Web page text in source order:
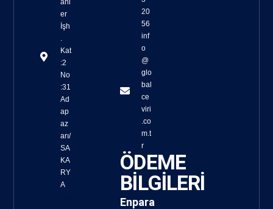
ahi
er
İşh
.
Kat
:2
No
:31
Ad
ap
az
arı/
SA
KA
RY
A
20
56
inf
o
@
glo
bal
ce
viri
.co
m.t
r
ÖDEME
BİLGİLERİ
Enpara